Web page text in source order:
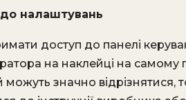
налаштувань
доступ до панелі
на наклейці на самому
значно відрізнятися,